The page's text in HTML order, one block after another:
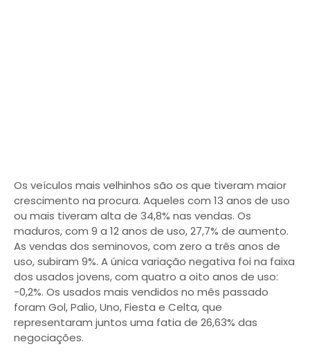
Os veículos mais velhinhos são os que tiveram maior
crescimento na procura. Aqueles com 13 anos de uso
ou mais tiveram alta de 34,8% nas vendas. Os
maduros, com 9 a 12 anos de uso, 27,7% de aumento.
As vendas dos seminovos, com zero a três anos de
uso, subiram 9%. A única variação negativa foi na faixa
dos usados jovens, com quatro a oito anos de uso:
-0,2%. Os usados mais vendidos no mês passado
foram Gol, Palio, Uno, Fiesta e Celta, que
representaram juntos uma fatia de 26,63% das
negociações.